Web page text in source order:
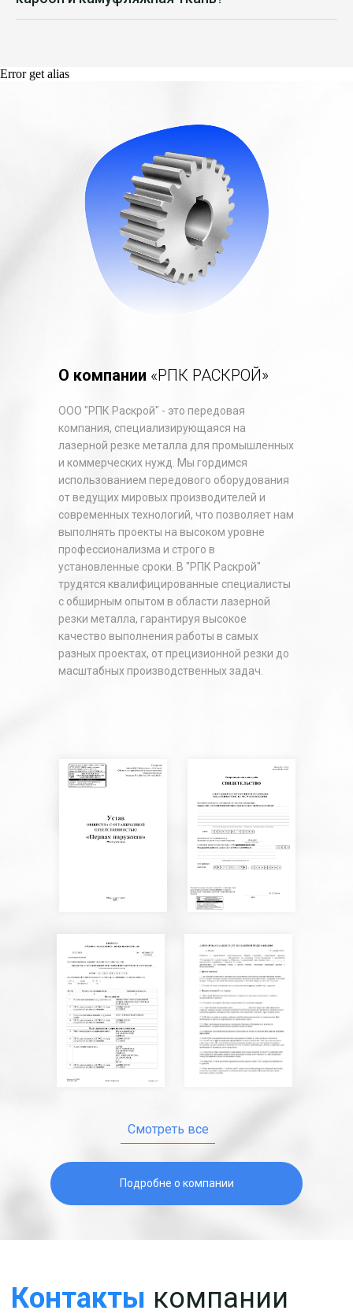
Error get alias
ООО "РПК Раскрой" - это передовая
компания, специализирующаяся на
лазерной резке металла для промышленных
и коммерческих нужд. Мы гордимся
использованием передового оборудования
от ведущих мировых производителей и
современных технологий, что позволяет нам
выполнять проекты на высоком уровне
профессионализма и строго в
установленные сроки. В "РПК Раскрой"
трудятся квалифицированные специалисты
с обширным опытом в области лазерной
резки металла, гарантируя высокое
качество выполнения работы в самых
разных проектах, от прецизионной резки до
масштабных производственных задач.
Подробне о компании
Смотреть все
О компании «РПК РАСКРОЙ»